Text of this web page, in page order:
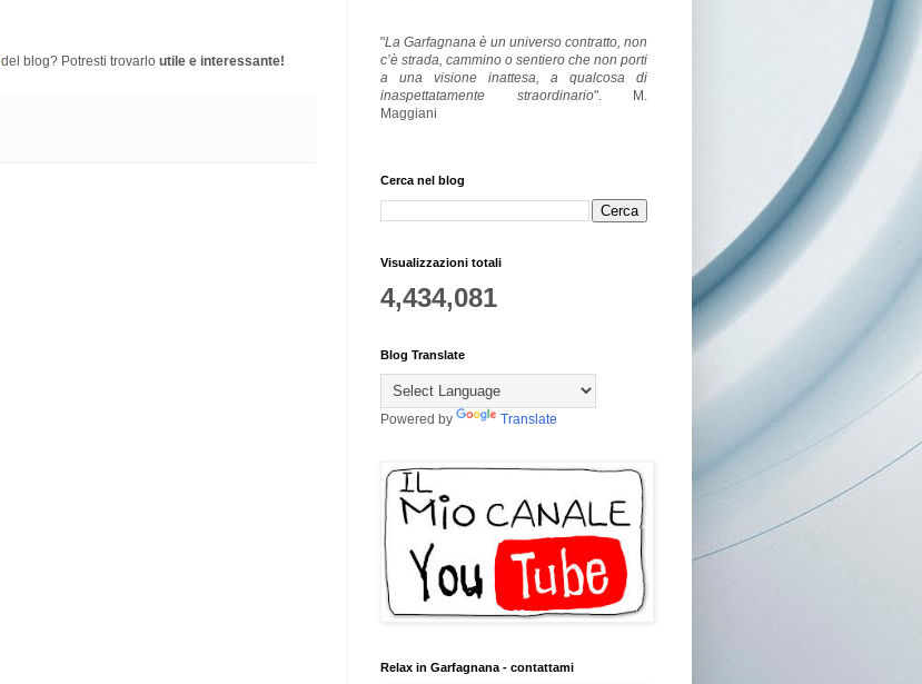
del blog? Potresti trovarlo utile e interessante!
"La Garfagnana è un universo contratto, non
c’è strada, cammino o sentiero che non porti
a una visione inattesa, a qualcosa di
inaspettatamente straordinario". M.
Maggiani
Cerca nel blog
Visualizzazioni totali
4,434,081
Blog Translate
Powered by Translate
Relax in Garfagnana - contattami